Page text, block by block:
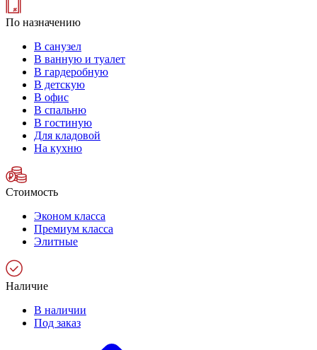
По назначению
В санузел
В ванную и туалет
В гардеробную
В детскую
В офис
В спальню
В гостиную
Для кладовой
На кухню
Стоимость
Эконом класса
Премиум класса
Элитные
Наличие
В наличии
Под заказ